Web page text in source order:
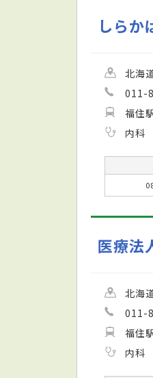
しらか
北海
011-
福住
内科
医療法
北海
011-
福住
内科